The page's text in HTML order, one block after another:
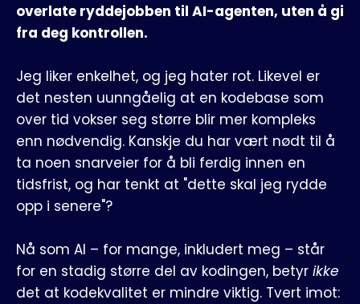
overlate ryddejobben til AI-agenten, uten å gi
fra deg kontrollen.
Jeg liker enkelhet, og jeg hater rot. Likevel er
det nesten uunngåelig at en kodebase som
over tid vokser seg større blir mer kompleks
enn nødvendig. Kanskje du har vært nødt til å
ta noen snarveier for å bli ferdig innen en
tidsfrist, og har tenkt at "dette skal jeg rydde
opp i senere"?
Nå som AI – for mange, inkludert meg – står
for en stadig større del av kodingen, betyr ikke
det at kodekvalitet er mindre viktig. Tvert imot: